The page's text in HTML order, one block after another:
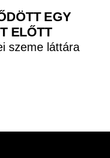
EGY
ELŐTT
szeme láttára